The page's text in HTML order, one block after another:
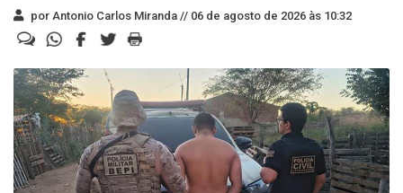
por Antonio Carlos Miranda // 06 de agosto de 2026 às 10:32